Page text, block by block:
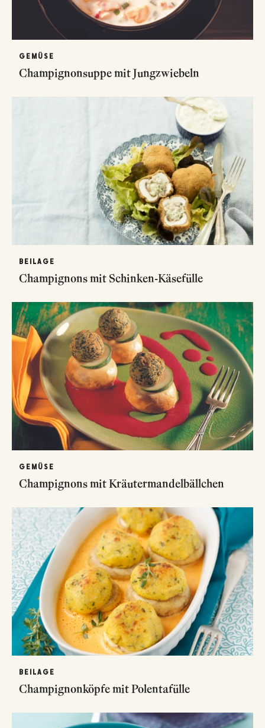
GEMÜSE
Champignonsuppe mit Jungzwiebeln
BEILAGE
Champignons mit Schinken-Käsefülle
GEMÜSE
Champignons mit Kräutermandelbällchen
BEILAGE
Champignonköpfe mit Polentafülle